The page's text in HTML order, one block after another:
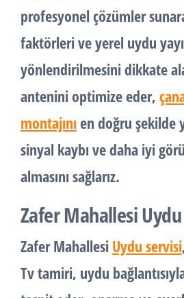
profesyonel çözümler
faktörleri ve yerel uydu
yönlendirilmesini dikkate
antenini optimize eder,
montajınıen doğru şekilde
sinyal kaybı ve daha iyi
almasını sağlarız.
Zafer Mahallesi
Zafer Mahallesi Uydu servisi
Tv tamiri, uydu